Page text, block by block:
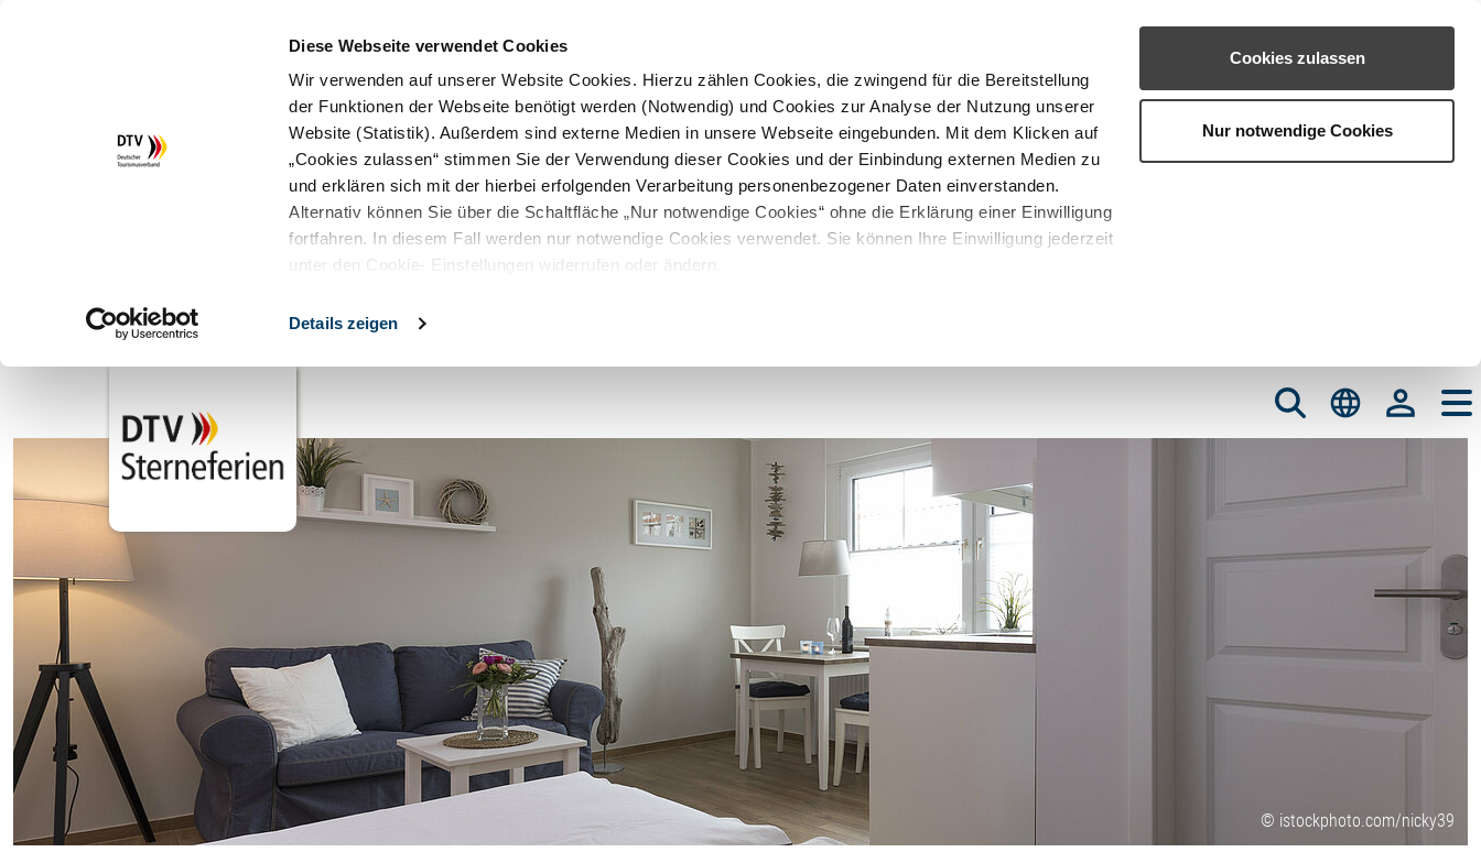
Diese Webseite verwendet Cookies
Wir verwenden auf unserer Website Cookies. Hierzu zählen Cookies, die zwingend für die Bereitstellung
der Funktionen der Webseite benötigt werden (Notwendig) und Cookies zur Analyse der Nutzung unserer
Website (Statistik). Außerdem sind externe Medien in unsere Webseite eingebunden. Mit dem Klicken auf
„Cookies zulassen“ stimmen Sie der Verwendung dieser Cookies und der Einbindung externen Medien zu
und erklären sich mit der hierbei erfolgenden Verarbeitung personenbezogener Daten einverstanden.
Alternativ können Sie über die Schaltfläche „Nur notwendige Cookies“ ohne die Erklärung einer Einwilligung
fortfahren. In diesem Fall werden nur notwendige Cookies verwendet. Sie können Ihre Einwilligung jederzeit
unter den Cookie- Einstellungen widerrufen oder ändern.
Details zeigen
Cookies zulassen
Nur notwendige Cookies
© istockphoto.com/nicky39